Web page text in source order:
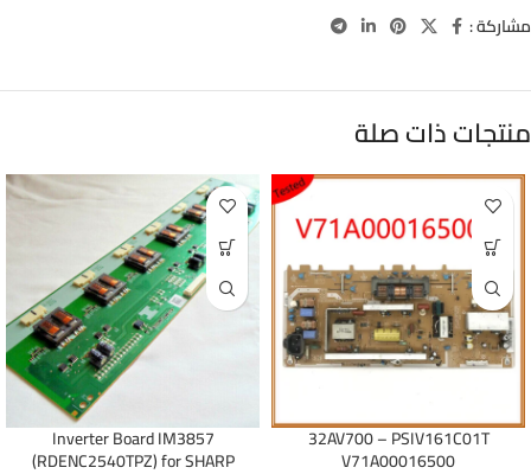
مشاركة :
منتجات ذات صلة
32AV700 – PSIV161C01T
V71A00016500
Inverter Board IM3857
(RDENC2540TPZ) for SHARP